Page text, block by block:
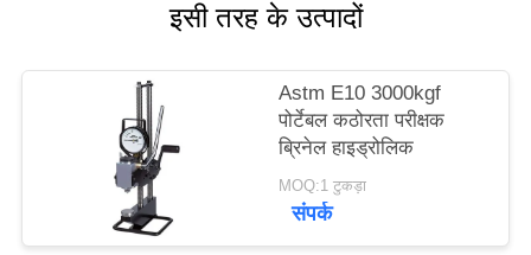
PRIVACY
POLICY
इसी तरह के उत्पादों
Astm E10 3000kgf
पोर्टेबल कठोरता परीक्षक
ब्रिनेल हाइड्रोलिक
MOQ:1 टुकड़ा
संपर्क